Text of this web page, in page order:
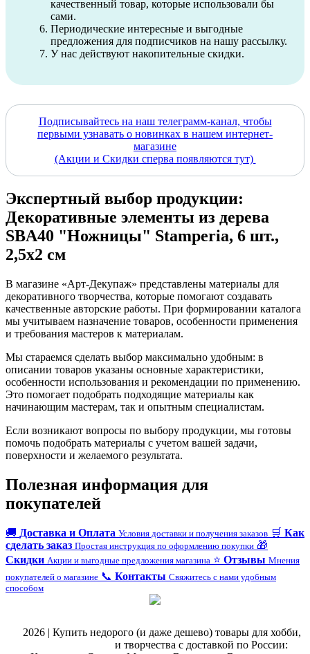
качественный товар, которые использовали бы
сами.
Периодические интересные и выгодные
предложения для подписчиков на нашу рассылку.
У нас действуют накопительные скидки.
Подписывайтесь на наш телеграмм-канал, чтобы
первыми узнавать о новинках в нашем интернет-
магазине
(Акции и Скидки сперва появляются тут)
Экспертный выбор продукции:
Декоративные элементы из дерева
SBA40 "Ножницы" Stamperia, 6 шт.,
2,5х2 см
В магазине «Арт-Декупаж» представлены материалы для
декоративного творчества, которые помогают создавать
качественные авторские работы. При формировании каталога
мы учитываем назначение товаров, особенности применения
и требования мастеров к материалам.
Мы стараемся сделать выбор максимально удобным: в
описании товаров указаны основные характеристики,
особенности использования и рекомендации по применению.
Это помогает подобрать подходящие материалы как
начинающим мастерам, так и опытным специалистам.
Если возникают вопросы по выбору продукции, мы готовы
помочь подобрать материалы с учетом вашей задачи,
поверхности и желаемого результата.
Полезная информация для
покупателей
🚚 Доставка и Оплата Условия доставки и получения заказов 🛒 Как
сделать заказ Простая инструкция по оформлению покупки 🎁
Скидки Акции и выгодные предложения магазина ⭐ Отзывы Мнения
покупателей о магазине 📞 Контакты Свяжитесь с нами удобным
способом
2026 | Купить недорого (и даже дешево) товары для хобби,
и творчества с доставкой по России: